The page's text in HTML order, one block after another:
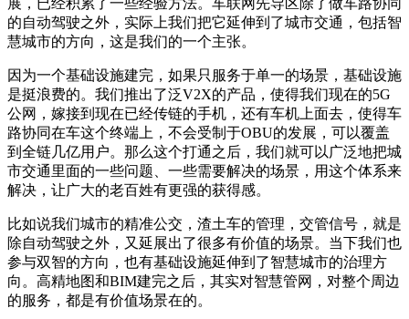
的自动驾驶之外，实际上我们把它延伸到了城市交通，包括智
慧城市的方向，这是我们的一个主张。
因为一个基础设施建完，如果只服务于单一的场景，基础设施
是挺浪费的。我们推出了泛V2X的产品，使得我们现在的5G
公网，嫁接到现在已经传链的手机，还有车机上面去，使得车
路协同在车这个终端上，不会受制于OBU的发展，可以覆盖
到全链几亿用户。那么这个打通之后，我们就可以广泛地把城
市交通里面的一些问题、一些需要解决的场景，用这个体系来
解决，让广大的老百姓有更强的获得感。
比如说我们城市的精准公交，渣土车的管理，交管信号，就是
除自动驾驶之外，又延展出了很多有价值的场景。当下我们也
参与双智的方向，也有基础设施延伸到了智慧城市的治理方
向。高精地图和BIM建完之后，其实对智慧管网，对整个周边
的服务，都是有价值场景在的。